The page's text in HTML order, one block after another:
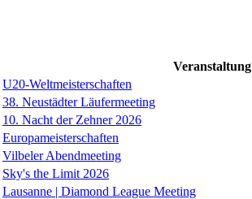
Veranstaltung
U20-Weltmeisterschaften
38. Neustädter Läufermeeting
10. Nacht der Zehner 2026
Europameisterschaften
Vilbeler Abendmeeting
Sky's the Limit 2026
Lausanne | Diamond League Meeting